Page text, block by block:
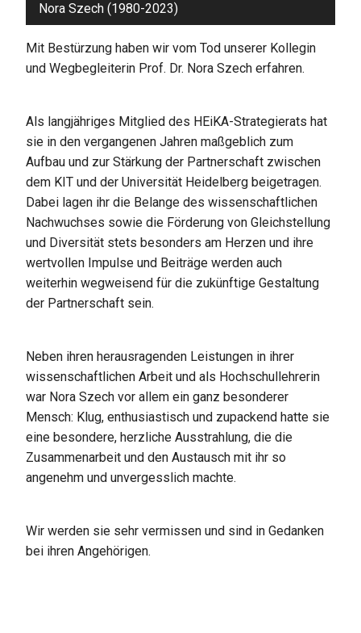
Nora Szech (1980-2023)
Mit Bestürzung haben wir vom Tod unserer Kollegin
und Wegbegleiterin Prof. Dr. Nora Szech erfahren.
Als langjähriges Mitglied des HEiKA-Strategierats hat
sie in den vergangenen Jahren maßgeblich zum
Aufbau und zur Stärkung der Partnerschaft zwischen
dem KIT und der Universität Heidelberg beigetragen.
Dabei lagen ihr die Belange des wissenschaftlichen
Nachwuchses sowie die Förderung von Gleichstellung
und Diversität stets besonders am Herzen und ihre
wertvollen Impulse und Beiträge werden auch
weiterhin wegweisend für die zukünftige Gestaltung
der Partnerschaft sein.
Neben ihren herausragenden Leistungen in ihrer
wissenschaftlichen Arbeit und als Hochschullehrerin
war Nora Szech vor allem ein ganz besonderer
Mensch: Klug, enthusiastisch und zupackend hatte sie
eine besondere, herzliche Ausstrahlung, die die
Zusammenarbeit und den Austausch mit ihr so
angenehm und unvergesslich machte.
Wir werden sie sehr vermissen und sind in Gedanken
bei ihren Angehörigen.